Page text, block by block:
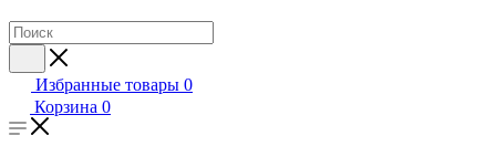
Избранные товары 0
Корзина 0